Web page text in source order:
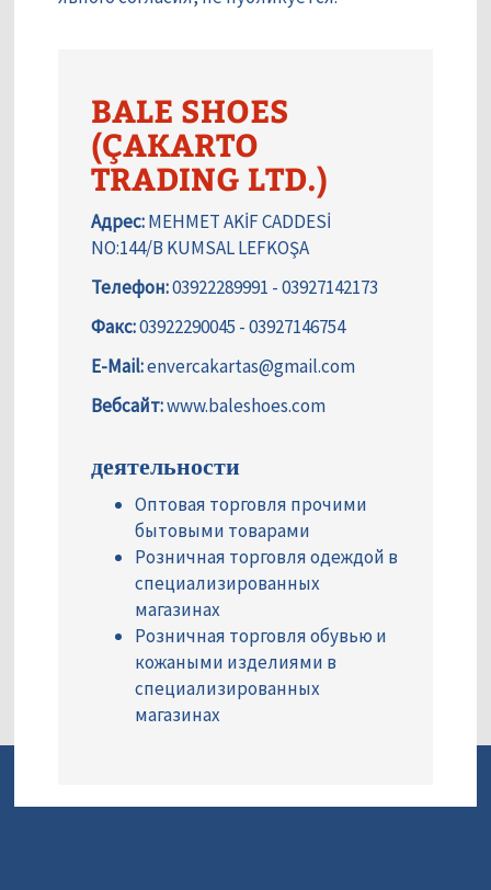
BALE SHOES
(ÇAKARTO
TRADING LTD.)
Адрес:MEHMET AKİF CADDESİ
NO:144/B KUMSAL LEFKOŞA
Телефон:03922289991 - 03927142173
Факс:03922290045 - 03927146754
E-Mail:envercakartas@gmail.com
Вебсайт:www.baleshoes.com
деятельности
Оптовая торговля прочими
бытовыми товарами
Розничная торговля одеждой в
специализированных
магазинах
Розничная торговля обувью и
кожаными изделиями в
специализированных
магазинах